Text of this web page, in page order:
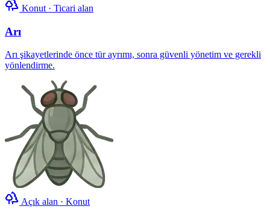
Konut · Ticari alan
Arı
Arı şikayetlerinde önce tür ayrımı, sonra güvenli yönetim ve gerekli
yönlendirme.
Açık alan · Konut